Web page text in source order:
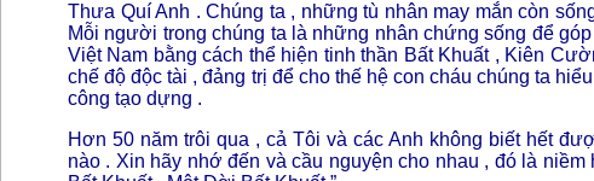
Thưa Quí Anh . Chúng ta , những tù nhân may mắn còn
Mỗi người trong chúng ta là những nhân chứng sống để
Việt Nam bằng cách thể hiện tinh thần Bất Khuất , Kiên
chế độ độc tài , đảng trị để cho thế hệ con cháu chúng ta
công tạo dựng .
Hơn 50 năm trôi qua , cả Tôi và các Anh không biết hết
nào . Xin hãy nhớ đến và cầu nguyện cho nhau , đó là